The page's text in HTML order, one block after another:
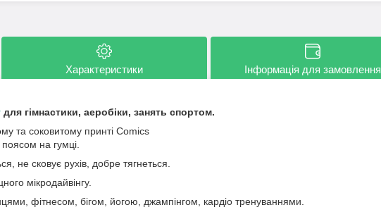
Характеристики Інформація для замовлення
для гімнастики, аеробіки, занять спортом.
та соковитому принті Comics
поясом на гумці.
не сковує рухів, добре тягнеться.
мікродайвінгу.
фітнесом, бігом, йогою, джампінгом, кардіо тренуваннями.